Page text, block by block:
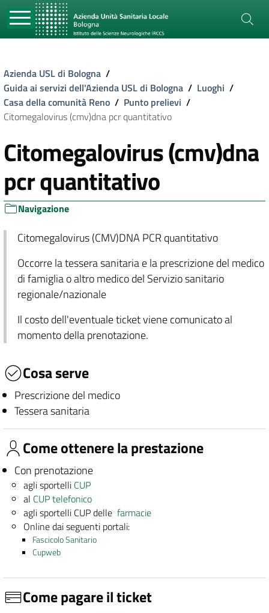
Azienda USL di Bologna /
Guida ai servizi dell'Azienda USL di Bologna / Luoghi /
Casa della comunità Reno / Punto prelievi /
Citomegalovirus (cmv)dna pcr quantitativo
Citomegalovirus (cmv)dna
pcr quantitativo
Navigazione
Citomegalovirus (CMV)DNA PCR quantitativo
Occorre la tessera sanitaria e la prescrizione del medico
di famiglia o altro medico del Servizio sanitario
regionale/nazionale
Il costo dell'eventuale ticket viene comunicato al
momento della prenotazione.
Cosa serve
Prescrizione del medico
Tessera sanitaria
Come ottenere la prestazione
Con prenotazione
agli sportelli CUP
al CUP telefonico
agli sportelli CUP dellefarmacie
Online dai seguenti portali:
Fascicolo Sanitario
Cupweb
Come pagare il ticket